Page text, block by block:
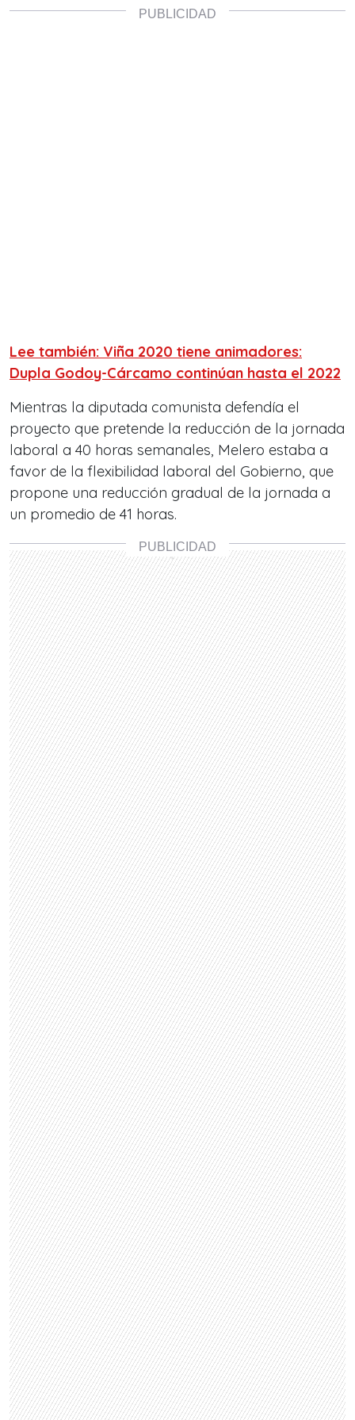
Lee también: Viña 2020 tiene animadores:
Dupla Godoy-Cárcamo continúan hasta el 2022
Mientras la diputada comunista defendía el
proyecto que pretende la reducción de la jornada
laboral a 40 horas semanales, Melero estaba a
favor de la flexibilidad laboral del Gobierno, que
propone una reducción gradual de la jornada a
un promedio de 41 horas.